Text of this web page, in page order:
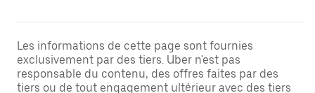
Les informations de cette page sont fournies
exclusivement par des tiers. Uber n'est pas
responsable du contenu, des offres faites par des
tiers ou de tout engagement ultérieur avec des tiers